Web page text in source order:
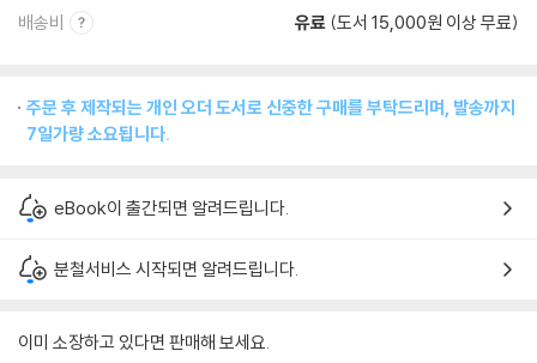
배송비 유료 (도서 15,000원 이상 무료)
주문 후 제작되는 개인 오더 도서로 신중한 구매를 부탁드리며, 발송까지
7일가량 소요됩니다.
eBook이 출간되면 알려드립니다.
분철서비스 시작되면 알려드립니다.
이미 소장하고 있다면 판매해 보세요.